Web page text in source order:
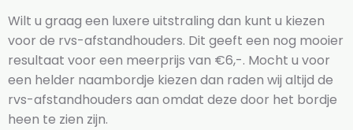
Wilt u graag een luxere uitstraling dan kunt u kiezen
voor de rvs-afstandhouders. Dit geeft een nog mooier
resultaat voor een meerprijs van €6,-. Mocht u voor
een helder naambordje kiezen dan raden wij altijd de
rvs-afstandhouders aan omdat deze door het bordje
heen te zien zijn.